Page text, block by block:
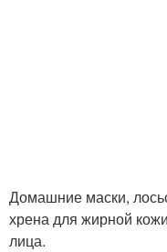
Домашние маски,
хрена для жирной
лица.